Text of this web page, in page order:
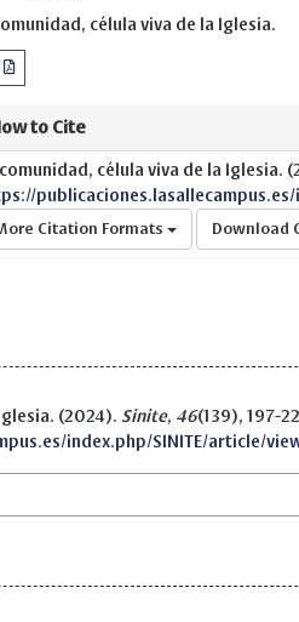
célula viva de la Iglesia.
to Cite
comunidad, célula viva de la Iglesia.
Citation Formats Download
(2024). Sinite, 46(139), 197-
index.php/SINITE/article/